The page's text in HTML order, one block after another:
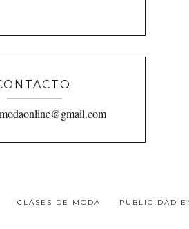
CLASES DE MODA PUBLICIDAD